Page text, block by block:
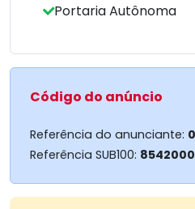
Portaria Autônoma
Código do anúncio
Referência do anunciante:
Referência SUB100: